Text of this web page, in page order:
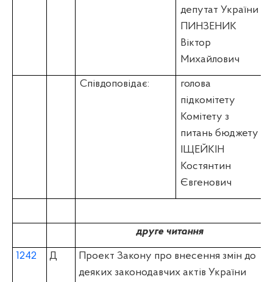
депутат України
ПИНЗЕНИК
Віктор
Михайлович
Співдоповідає:
голова
підкомітету
Комітету з
питань бюджету
ІЩЕЙКІН
Костянтин
Євгенович
друге читання
1242 Д
Проект Закону про внесення змін до
деяких законодавчих актів України